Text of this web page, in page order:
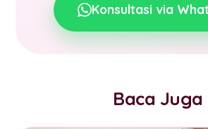
Konsultasi via
Baca Juga